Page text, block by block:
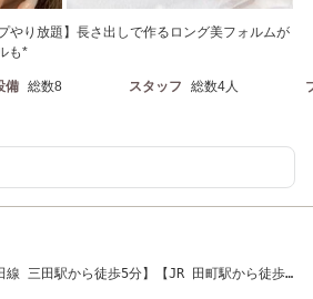
やり放題】長さ出しで作るロング美フォルムが
も*
備 総数8 スタッフ 総数4人
線 三田駅から徒歩5分】【JR 田町駅から徒歩7